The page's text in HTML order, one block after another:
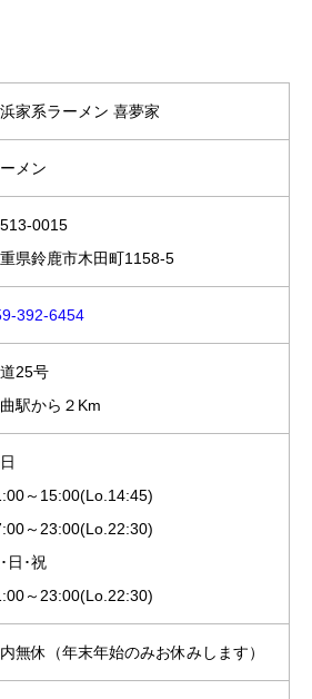
家系ラーメン 喜夢家
メン
0015
県鈴鹿市木田町1158-5
392-6454
25号
駅から２Km
～15:00(Lo.14:45)
～23:00(Lo.22:30)
日･祝
～23:00(Lo.22:30)
無休（年末年始のみお休みします）